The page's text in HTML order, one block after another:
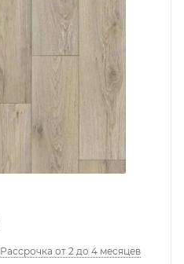
Рассрочка от 2 до 4 месяцев